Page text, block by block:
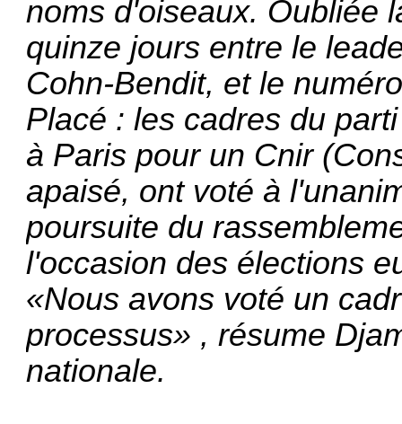
noms d'oiseaux. Oubliée
quinze jours entre le
Cohn-Bendit, et le
Placé : les cadres du
à Paris pour un Cnir
apaisé, ont voté à
poursuite du
l'occasion des élections
«Nous avons voté un
processus» , résume
nationale.